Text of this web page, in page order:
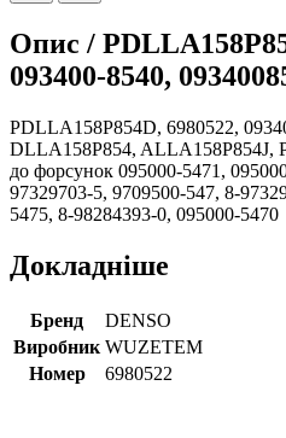
Опис /
093400-8540,
PDLLA158P854D, 6980522,
DLLA158P854, ALLA158P854J,
до форсунок 095000-5471,
97329703-5, 9709500-547, 8-
5475, 8-98284393-0, 095000-5470
Докладніше
Бренд
DENSO
Виробник WUZETEM
Номер
6980522